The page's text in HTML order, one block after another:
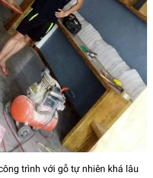
trình với gỗ tự nhiên khá lâu